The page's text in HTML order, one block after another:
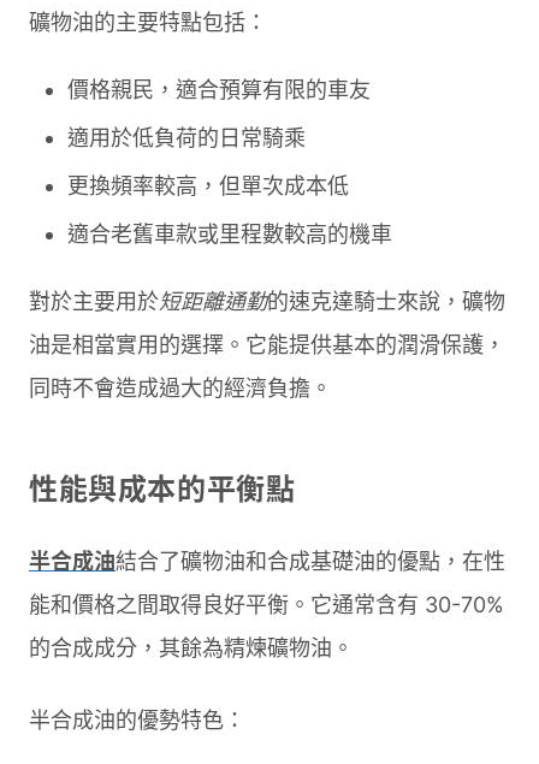
礦物油的主要特點包括：
價格親民，適合預算有限的車友
適用於低負荷的日常騎乘
更換頻率較高，但單次成本低
適合老舊車款或里程數較高的機車
對於主要用於短距離通勤的速克達騎士來說，礦物
油是相當實用的選擇。它能提供基本的潤滑保護，
同時不會造成過大的經濟負擔。
性能與成本的平衡點
半合成油結合了礦物油和合成基礎油的優點，在性
能和價格之間取得良好平衡。它通常含有 30-70%
的合成成分，其餘為精煉礦物油。
半合成油的優勢特色：